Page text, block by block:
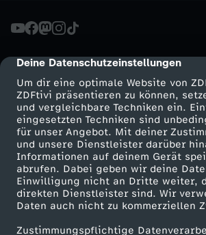
cmp-dialog-description
Deine Datenschutzeinstellungen
Um dir eine optimale Website von
ZDFtivi präsentieren zu können,
und vergleichbare Techniken ein.
eingesetzten Techniken sind
für unser Angebot. Mit deiner
und unsere Dienstleister darüber
Informationen auf deinem Gerät
abrufen. Dabei geben wir deine
Einwilligung nicht an Dritte weiter,
direkten Dienstleister sind. Wir
Daten auch nicht zu kommerziellen
Zustimmungspflichtige
A
r
t
i
k
e
l
Mehr ZDF
ZDF-Apps
Smart TV
ZDFtext
Livestreams
Service
Kontakt
Tickets